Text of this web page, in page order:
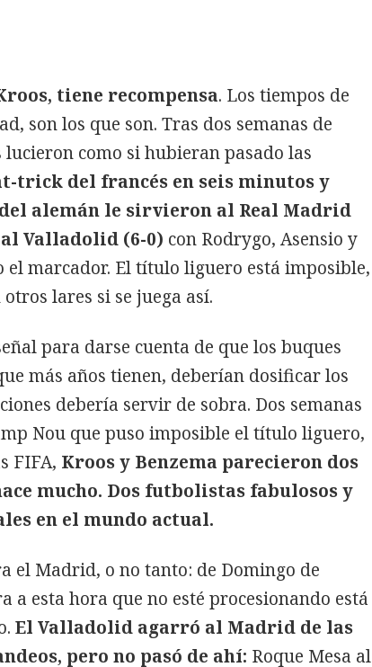
tiene recompensa. Los tiempos de
son los que son. Tras dos semanas de
lucieron como si hubieran pasado las
trick del francés en seis minutos y
alemán le sirvieron al Real Madrid
Valladolid (6-0) con Rodrygo, Asensio y
el marcador. El título liguero está imposible,
lares si se juega así.
para darse cuenta de que los buques
más años tienen, deberían dosificar los
debería servir de sobra. Dos semanas
Nou que puso imposible el título liguero,
FIFA, Kroos y Benzema parecieron dos
mucho. Dos futbolistas fabulosos y
en el mundo actual.
el Madrid, o no tanto: de Domingo de
a esta hora que no esté procesionando está
El Valladolid agarró al Madrid de las
pero no pasó de ahí: Roque Mesa al